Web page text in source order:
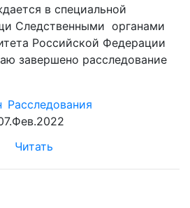
в специальной
Следственными органами
Российской Федерации
завершено расследование
Расследования
Читать